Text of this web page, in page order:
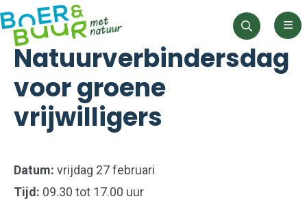
Zoeken
Natuurverbindersdag
voor groene
vrijwilligers
Datum: vrijdag 27 februari
Tijd: 09.30 tot 17.00 uur